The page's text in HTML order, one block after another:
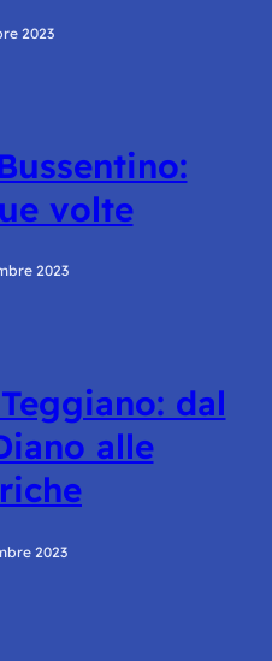
2023
volte
2023
dal
alle
2023